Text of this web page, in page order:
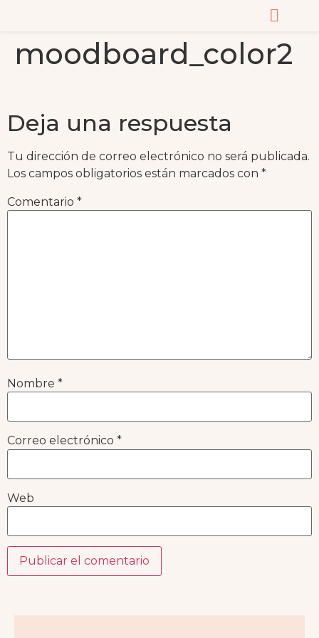
moodboard_color2
Deja una respuesta
Tu dirección de correo electrónico no será publicada.
Los campos obligatorios están marcados con *
Comentario *
Nombre *
Correo electrónico *
Web